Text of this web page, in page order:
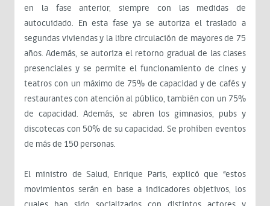
en la fase anterior, siempre con las medidas de
autocuidado. En esta fase ya se autoriza el traslado a
segundas viviendas y la libre circulación de mayores de 75
años. Además, se autoriza el retorno gradual de las clases
presenciales y se permite el funcionamiento de cines y
teatros con un máximo de 75% de capacidad y de cafés y
restaurantes con atención al público, también con un 75%
de capacidad. Además, se abren los gimnasios, pubs y
discotecas con 50% de su capacidad. Se prohíben eventos
de más de 150 personas.
El ministro de Salud, Enrique Paris, explicó que “estos
movimientos serán en base a indicadores objetivos, los